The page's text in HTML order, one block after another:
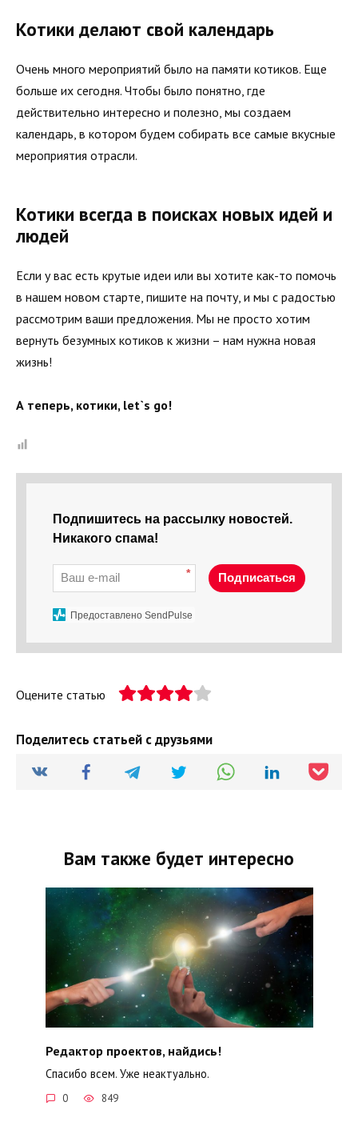
Котики делают свой календарь
Очень много мероприятий было на памяти котиков. Еще
больше их сегодня. Чтобы было понятно, где
действительно интересно и полезно, мы создаем
календарь, в котором будем собирать все самые вкусные
мероприятия отрасли.
Котики всегда в поисках новых идей и
людей
Если у вас есть крутые идеи или вы хотите как-то помочь
в нашем новом старте, пишите на почту, и мы с радостью
рассмотрим ваши предложения. Мы не просто хотим
вернуть безумных котиков к жизни – нам нужна новая
жизнь!
А теперь, котики, let`s go!
Подпишитесь на рассылку новостей.
Никакого спама!
* Подписаться
Предоставлено SendPulse
Оцените статью
Поделитесь статьей с друзьями
Вам также будет интересно
Редактор проектов, найдись!
Спасибо всем. Уже неактуально.
0 849